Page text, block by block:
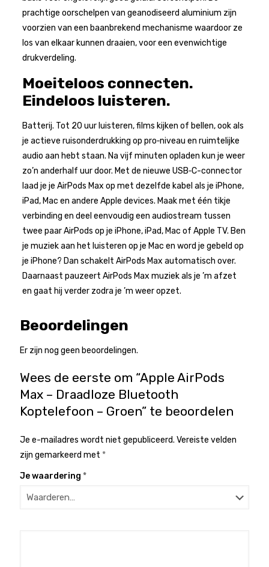
prachtige oorschelpen van geanodiseerd aluminium zijn
voorzien van een baanbrekend mechanisme waardoor ze
los van elkaar kunnen draaien, voor een evenwichtige
drukverdeling.
Moeiteloos connecten.
Eindeloos luisteren.
Batterij. Tot 20 uur luisteren, films kijken of bellen, ook als
je actieve ruis­onderdrukking op pro‑niveau en ruimtelijke
audio aan hebt staan. Na vijf minuten opladen kun je weer
zo’n anderhalf uur door. Met de nieuwe USB‑C-connector
laad je je AirPods Max op met dezelfde kabel als je iPhone,
iPad, Mac en andere Apple devices. Maak met één tikje
verbinding en deel eenvoudig een audiostream tussen
twee paar AirPods op je iPhone, iPad, Mac of Apple TV. Ben
je muziek aan het luisteren op je Mac en word je gebeld op
je iPhone? Dan schakelt AirPods Max automatisch over.
Daarnaast pauzeert AirPods Max muziek als je ’m afzet
en gaat hij verder zodra je ’m weer opzet.
Beoordelingen
Er zijn nog geen beoordelingen.
Wees de eerste om “Apple AirPods
Max – Draadloze Bluetooth
Koptelefoon – Groen” te beoordelen
Je e-mailadres wordt niet gepubliceerd. Vereiste velden
zijn gemarkeerd met *
Je waardering *